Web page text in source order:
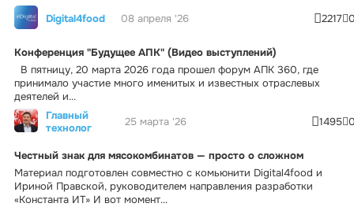
Digital4food 08 апреля '26 2217
Конференция "Будущее АПК" (Видео выступлений)
В пятницу, 20 марта 2026 года прошел форум АПК 360, где
принимало участие много именитых и известных отраслевых
деятелей и...
Главный
технолог
25 марта '26 1495
Честный знак для мясокомбинатов — просто о сложном
Материал подготовлен совместно с комьюнити Digital4food и
Ириной Правской, руководителем направления разработки
«Константа ИТ» И вот момент...